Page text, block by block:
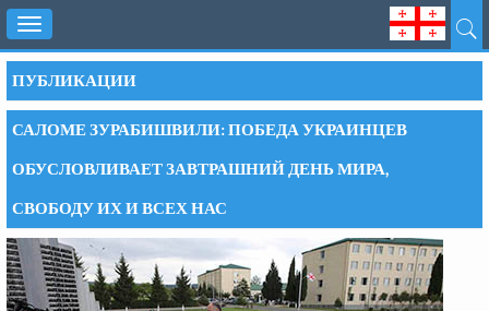
Toggle
navigation
ПУБЛИКАЦИИ
САЛОМЕ ЗУРАБИШВИЛИ: ПОБЕДА УКРАИНЦЕВ
ОБУСЛОВЛИВАЕТ ЗАВТРАШНИЙ ДЕНЬ МИРА,
СВОБОДУ ИХ И ВСЕХ НАС